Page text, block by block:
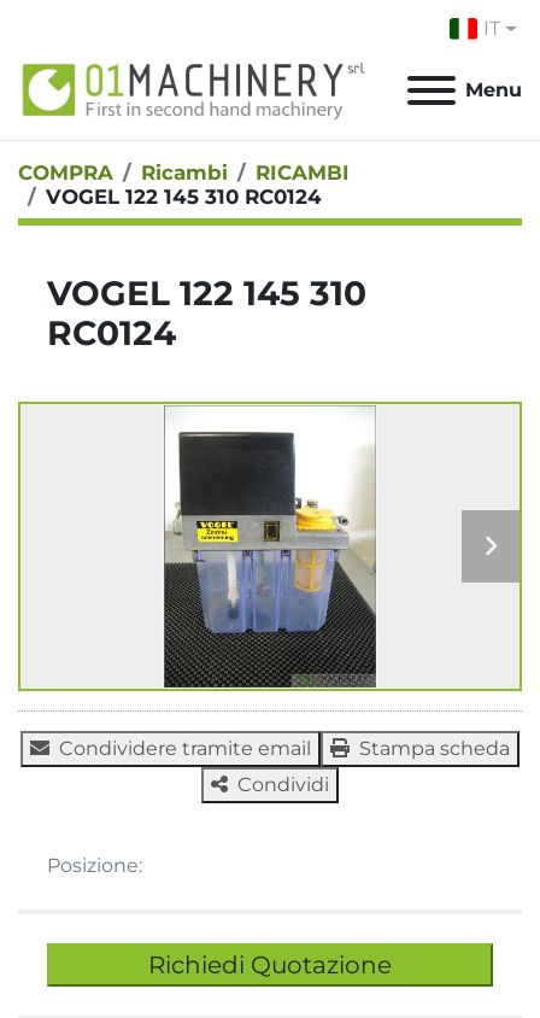
IT
Menu
COMPRA Ricambi
RICAMBI
VOGEL 122 145 310 RC0124
VOGEL 122 145 310
RC0124
Condividere tramite email
Stampa scheda
Condividi
Posizione:
Richiedi Quotazione